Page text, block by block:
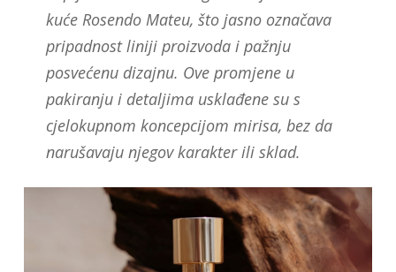
kuće Rosendo Mateu, što jasno označava
pripadnost liniji proizvoda i pažnju
posvećenu dizajnu. Ove promjene u
pakiranju i detaljima usklađene su s
cjelokupnom koncepcijom mirisa, bez da
narušavaju njegov karakter ili sklad.